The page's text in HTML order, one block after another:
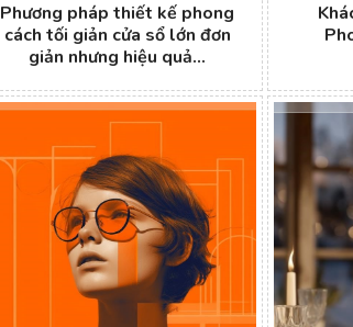
Phương pháp thiết kế phong
cách tối giản cửa sổ lớn đơn
giản nhưng hiệu quả...